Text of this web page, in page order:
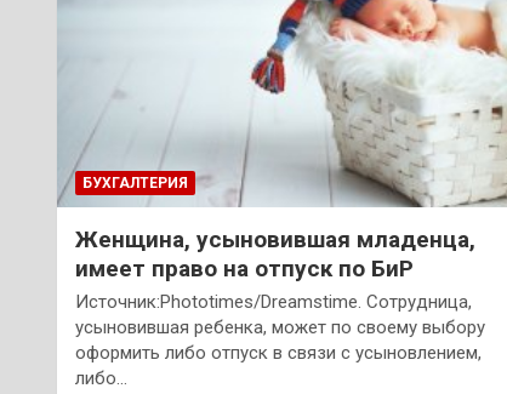
БУХГАЛТЕРИЯ
Женщина, усыновившая младенца,
имеет право на отпуск по БиР
Источник:Phototimes/Dreamstime. Сотрудница,
усыновившая ребенка, может по своему выбору
оформить либо отпуск в связи с усыновлением,
либо…